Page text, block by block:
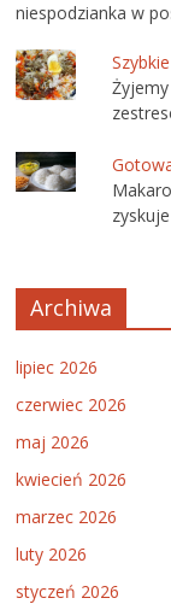
niespodzianka w
Archiwa
lipiec 2026
czerwiec 2026
maj 2026
kwiecień 2026
marzec 2026
luty 2026
styczeń 2026